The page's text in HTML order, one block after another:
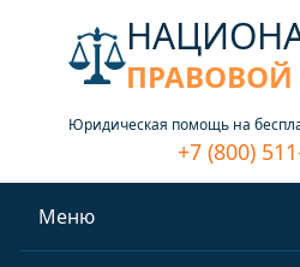
ПРАВОВОЙ
Юридическая помощь на
+7 (800)
Меню